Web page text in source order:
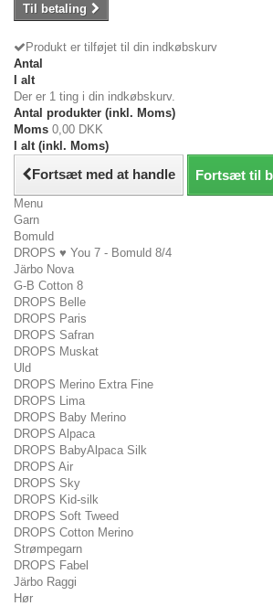
Til betaling
Produkt er tilføjet til din indkøbskurv
Antal
I alt
Der er 1 ting i din indkøbskurv.
Antal produkter (inkl. Moms)
Moms 0,00 DKK
I alt (inkl. Moms)
Fortsæt med at handle Fortsæt til
Menu
Garn
Bomuld
DROPS ♥ You 7 - Bomuld 8/4
Järbo Nova
G-B Cotton 8
DROPS Belle
DROPS Paris
DROPS Safran
DROPS Muskat
Uld
DROPS Merino Extra Fine
DROPS Lima
DROPS Baby Merino
DROPS Alpaca
DROPS BabyAlpaca Silk
DROPS Air
DROPS Sky
DROPS Kid-silk
DROPS Soft Tweed
DROPS Cotton Merino
Strømpegarn
DROPS Fabel
Järbo Raggi
Hør